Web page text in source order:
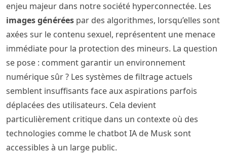
enjeu majeur dans notre société hyperconnectée. Les
images générées par des algorithmes, lorsqu’elles sont
axées sur le contenu sexuel, représentent une menace
immédiate pour la protection des mineurs. La question
se pose : comment garantir un environnement
numérique sûr ? Les systèmes de filtrage actuels
semblent insuffisants face aux aspirations parfois
déplacées des utilisateurs. Cela devient
particulièrement critique dans un contexte où des
technologies comme le chatbot IA de Musk sont
accessibles à un large public.